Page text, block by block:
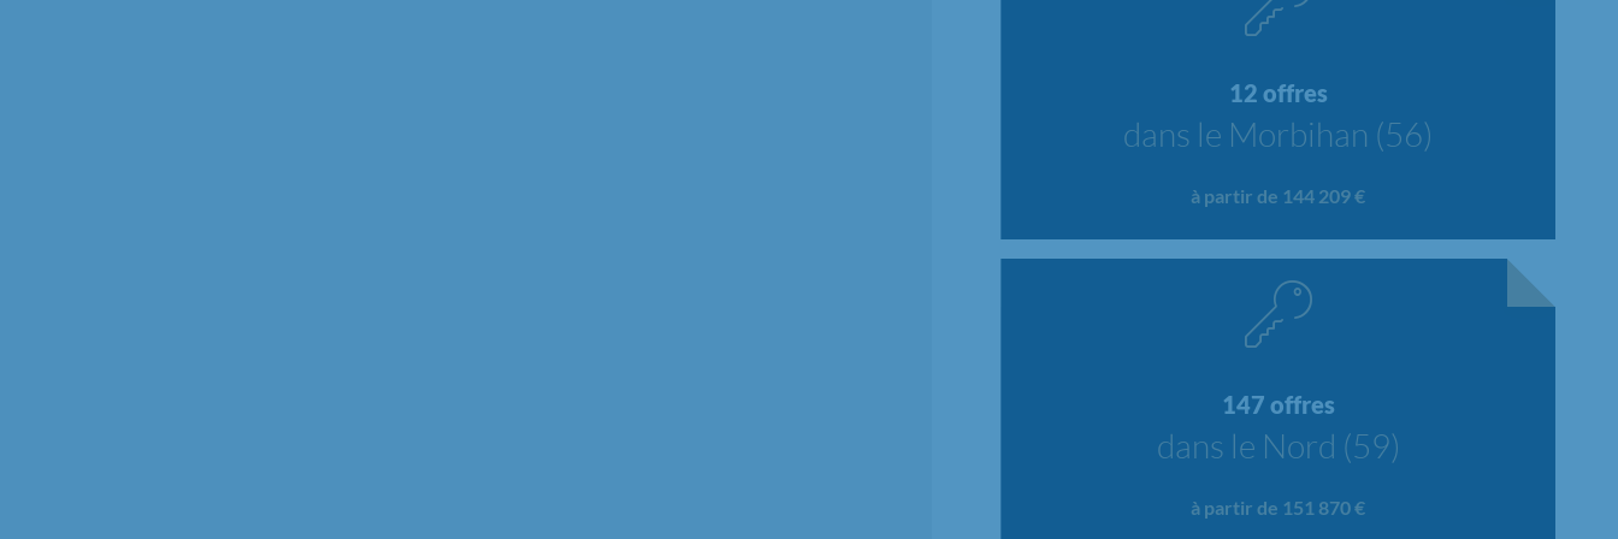
12 offres
dans le Morbihan (56)
à partir de 144 209 €
147 offres
dans le Nord (59)
à partir de 151 870 €